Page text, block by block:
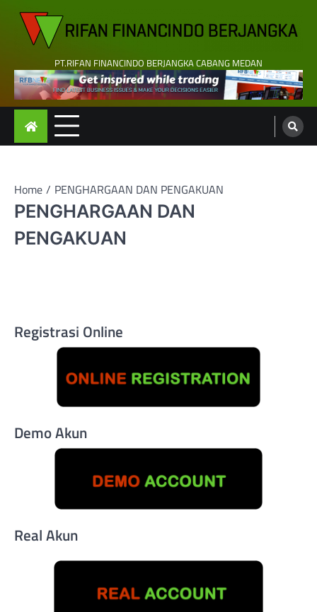
content
PT.RIFAN FINANCINDO BERJANGKA CABANG MEDAN
Home PENGHARGAAN DAN PENGAKUAN
PENGHARGAAN DAN
PENGAKUAN
Registrasi Online
Demo Akun
Real Akun